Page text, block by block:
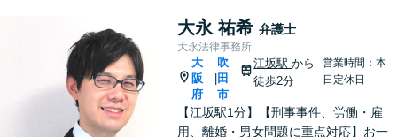
大永 祐希 弁護士
大永法律事務所
大
阪
府
吹
田
市
江坂駅から
徒歩2分
営業時間：本
日定休日
【江坂駅1分】【刑事事件、労働・雇
用、離婚・男女問題に重点対応】お一